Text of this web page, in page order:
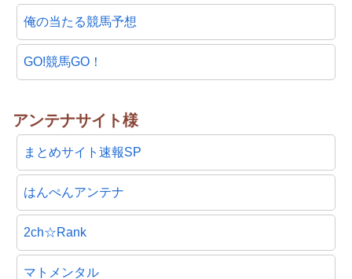
俺の当たる競馬予想
GO!競馬GO！
アンテナサイト様
まとめサイト速報SP
はんぺんアンテナ
2ch☆Rank
マトメンタル